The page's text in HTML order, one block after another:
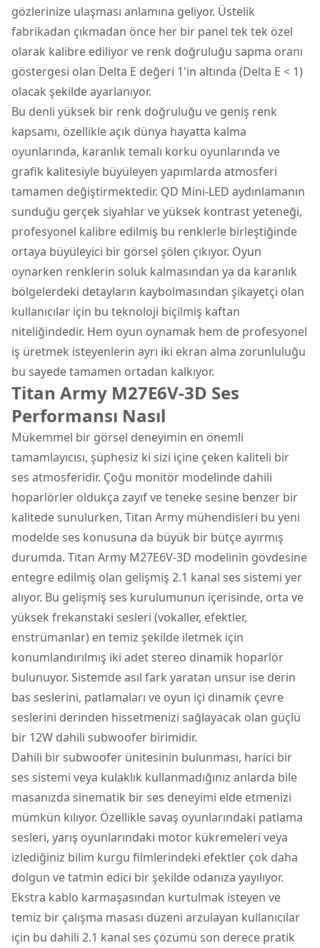
gözlerinize ulaşması anlamına geliyor. Üstelik
fabrikadan çıkmadan önce her bir panel tek tek özel
olarak kalibre ediliyor ve renk doğruluğu sapma oranı
göstergesi olan Delta E değeri 1'in altında (Delta E < 1)
olacak şekilde ayarlanıyor.
Bu denli yüksek bir renk doğruluğu ve geniş renk
kapsamı, özellikle açık dünya hayatta kalma
oyunlarında, karanlık temalı korku oyunlarında ve
grafik kalitesiyle büyüleyen yapımlarda atmosferi
tamamen değiştirmektedir. QD Mini-LED aydınlamanın
sunduğu gerçek siyahlar ve yüksek kontrast yeteneği,
profesyonel kalibre edilmiş bu renklerle birleştiğinde
ortaya büyüleyici bir görsel şölen çıkıyor. Oyun
oynarken renklerin soluk kalmasından ya da karanlık
bölgelerdeki detayların kaybolmasından şikayetçi olan
kullanıcılar için bu teknoloji biçilmiş kaftan
niteliğindedir. Hem oyun oynamak hem de profesyonel
iş üretmek isteyenlerin ayrı iki ekran alma zorunluluğu
bu sayede tamamen ortadan kalkıyor.
Titan Army M27E6V-3D Ses
Performansı Nasıl
Mükemmel bir görsel deneyimin en önemli
tamamlayıcısı, şüphesiz ki sizi içine çeken kaliteli bir
ses atmosferidir. Çoğu monitör modelinde dahili
hoparlörler oldukça zayıf ve teneke sesine benzer bir
kalitede sunulurken, Titan Army mühendisleri bu yeni
modelde ses konusuna da büyük bir bütçe ayırmış
durumda. Titan Army M27E6V-3D modelinin gövdesine
entegre edilmiş olan gelişmiş 2.1 kanal ses sistemi yer
alıyor. Bu gelişmiş ses kurulumunun içerisinde, orta ve
yüksek frekanstaki sesleri (vokaller, efektler,
enstrümanlar) en temiz şekilde iletmek için
konumlandırılmış iki adet stereo dinamik hoparlör
bulunuyor. Sistemde asıl fark yaratan unsur ise derin
bas seslerini, patlamaları ve oyun içi dinamik çevre
seslerini derinden hissetmenizi sağlayacak olan güçlü
bir 12W dahili subwoofer birimidir.
Dahili bir subwoofer ünitesinin bulunması, harici bir
ses sistemi veya kulaklık kullanmadığınız anlarda bile
masanızda sinematik bir ses deneyimi elde etmenizi
mümkün kılıyor. Özellikle savaş oyunlarındaki patlama
sesleri, yarış oyunlarındaki motor kükremeleri veya
izlediğiniz bilim kurgu filmlerindeki efektler çok daha
dolgun ve tatmin edici bir şekilde odanıza yayılıyor.
Ekstra kablo karmaşasından kurtulmak isteyen ve
temiz bir çalışma masası düzeni arzulayan kullanıcılar
için bu dahili 2.1 kanal ses çözümü son derece pratik